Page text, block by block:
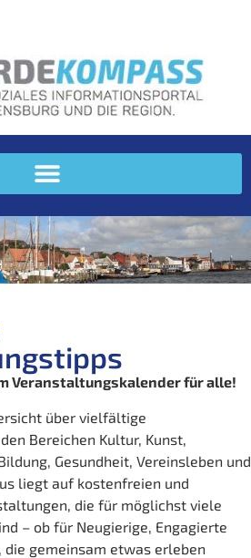
Veranstaltungskalender für alle!
über vielfältige
Bereichen Kultur, Kunst,
Gesundheit, Vereinsleben und
liegt auf kostenfreien und
die für möglichst viele
– ob für Neugierige, Engagierte
die gemeinsam etwas erleben